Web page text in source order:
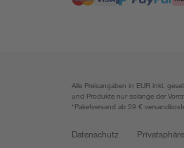
Alle Preisangaben in EUR inkl.
und Produkte nur solange der
*Paketversand ab 59 €
Datenschutz Privatsphäre